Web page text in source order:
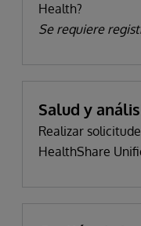
Health?
Se requiere
Salud y
Realizar
HealthShare